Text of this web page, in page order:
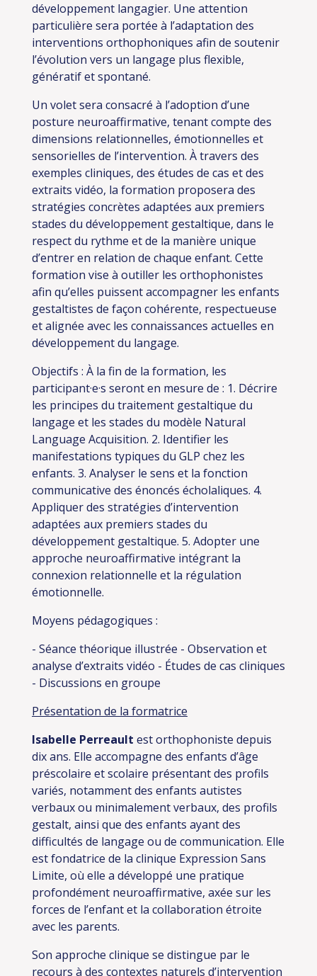
développement langagier. Une attention
particulière sera portée à l’adaptation des
interventions orthophoniques afin de soutenir
l’évolution vers un langage plus flexible,
génératif et spontané.
Un volet sera consacré à l’adoption d’une
posture neuroaffirmative, tenant compte des
dimensions relationnelles, émotionnelles et
sensorielles de l’intervention. À travers des
exemples cliniques, des études de cas et des
extraits vidéo, la formation proposera des
stratégies concrètes adaptées aux premiers
stades du développement gestaltique, dans le
respect du rythme et de la manière unique
d’entrer en relation de chaque enfant. Cette
formation vise à outiller les orthophonistes
afin qu’elles puissent accompagner les enfants
gestaltistes de façon cohérente, respectueuse
et alignée avec les connaissances actuelles en
développement du langage.
Objectifs : À la fin de la formation, les
participant·e·s seront en mesure de : 1. Décrire
les principes du traitement gestaltique du
langage et les stades du modèle Natural
Language Acquisition. 2. Identifier les
manifestations typiques du GLP chez les
enfants. 3. Analyser le sens et la fonction
communicative des énoncés écholaliques. 4.
Appliquer des stratégies d’intervention
adaptées aux premiers stades du
développement gestaltique. 5. Adopter une
approche neuroaffirmative intégrant la
connexion relationnelle et la régulation
émotionnelle.
Moyens pédagogiques :
- Séance théorique illustrée - Observation et
analyse d’extraits vidéo - Études de cas cliniques
- Discussions en groupe
Présentation de la formatrice
Isabelle Perreault est orthophoniste depuis
dix ans. Elle accompagne des enfants d’âge
préscolaire et scolaire présentant des profils
variés, notamment des enfants autistes
verbaux ou minimalement verbaux, des profils
gestalt, ainsi que des enfants ayant des
difficultés de langage ou de communication. Elle
est fondatrice de la clinique Expression Sans
Limite, où elle a développé une pratique
profondément neuroaffirmative, axée sur les
forces de l’enfant et la collaboration étroite
avec les parents.
Son approche clinique se distingue par le
recours à des contextes naturels d’intervention